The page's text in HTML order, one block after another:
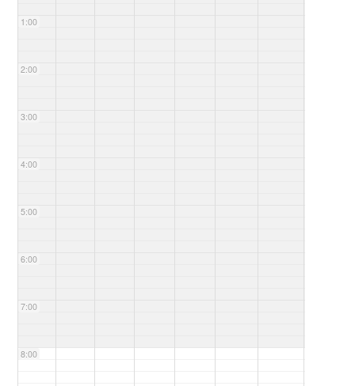
1:00
2:00
3:00
4:00
5:00
6:00
7:00
8:00